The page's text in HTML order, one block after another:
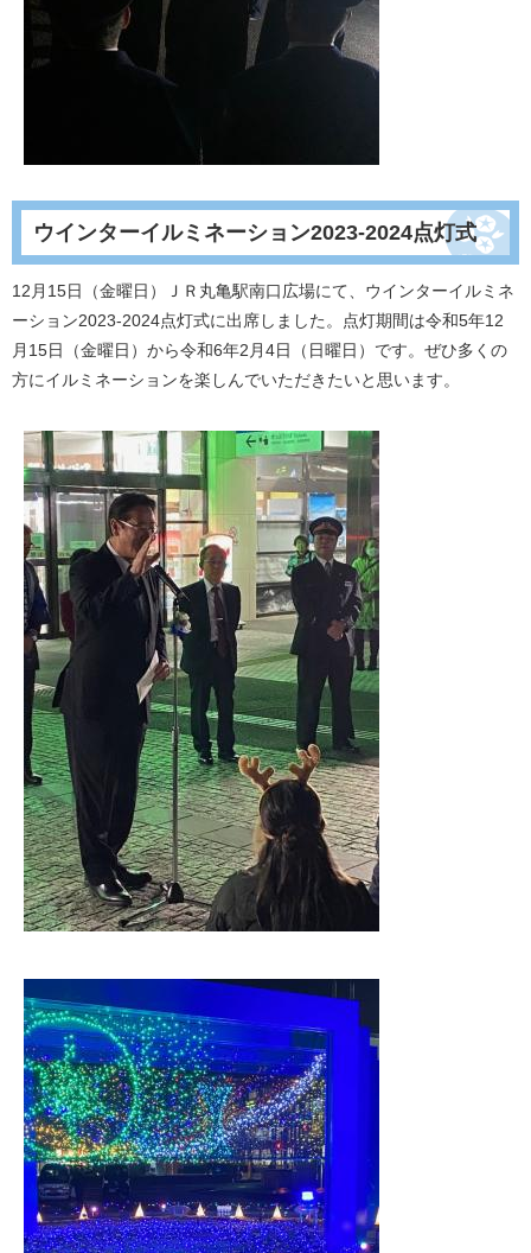
ウインターイルミネーション2023-2024点灯式
12月15日（金曜日）ＪＲ丸亀駅南口広場にて、ウインターイルミネ
ーション2023-2024点灯式に出席しました。点灯期間は令和5年12
月15日（金曜日）から令和6年2月4日（日曜日）です。ぜひ多くの
方にイルミネーションを楽しんでいただきたいと思います。